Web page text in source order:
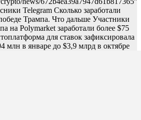
Telegram Сколько заработали
Трампа. Что дальше Участники
на Polymarket заработали более $75
для ставок зафиксировала
млн в январе до $3,9 млрд в октябре